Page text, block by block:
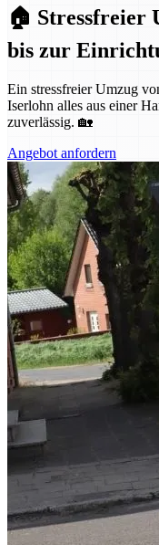
🏠 Stressfreier
bis zur
Ein stressfreier Umzug
Iserlohn alles aus einer
zuverlässig. 🏡
Angebot anfordern